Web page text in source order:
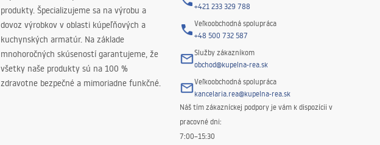
produkty. Špecializujeme sa na výrobu a
dovoz výrobkov v oblasti kúpeľňových a
kuchynských armatúr. Na základe
mnohoročných skúseností garantujeme, že
všetky naše produkty sú na 100 %
zdravotne bezpečné a mimoriadne funkčné.
+421 233 329 788
Veľkoobchodná spolupráca
+48 500 732 587
Služby zákazníkom
obchod@kupelna-rea.sk
Veľkoobchodná spolupráca
kancelaria.rea@kupelna-rea.sk
Náš tím zákazníckej podpory je vám k dispozícii v
pracovné dni:
7:00–15:30